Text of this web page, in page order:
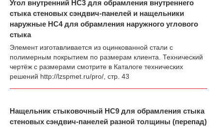
Угол внутренний НС3 для обрамления внутреннего
стыка стеновых сэндвич-панелей и нащельники
наружные НС4 для обрамления наружного углового
стыка
Элемент изготавливается из оцинкованной стали с
полимерным покрытием по размерам клиента. Технический
чертёж с размерами смотрите в Каталоге технических
решений http://lzspmet.ru/pro/ , стр. 43
Нащельник стыковочный НС9 для обрамления стыка
стеновых сэндвич-панелей разной толщины (перепад)